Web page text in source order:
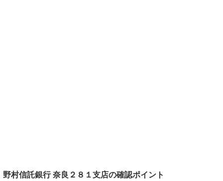
野村信託銀行 奈良２８１支店の確認ポイント